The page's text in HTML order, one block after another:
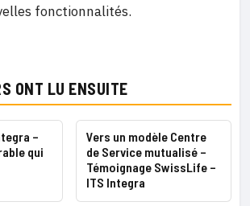
fonctionnalités.
ONT LU ENSUITE
–
qui
Vers un modèle Centre
de Service mutualisé –
Témoignage SwissLife –
ITS Integra